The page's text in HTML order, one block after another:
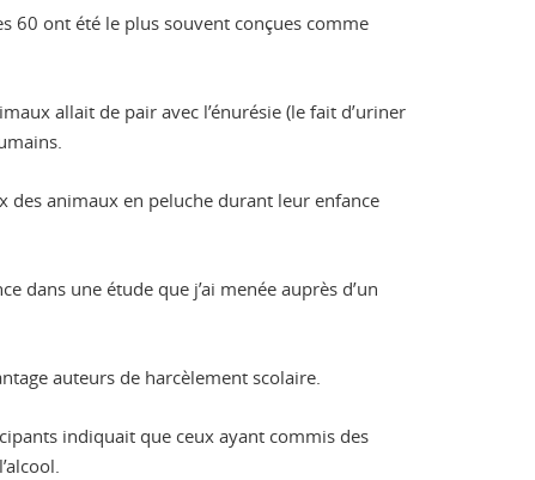
60 ont été le plus souvent conçues comme
allait de pair avec l’énurésie (le fait d’uriner
des animaux en peluche durant leur enfance
dans une étude que j’ai menée auprès d’un
auteurs de harcèlement scolaire.
indiquait que ceux ayant commis des